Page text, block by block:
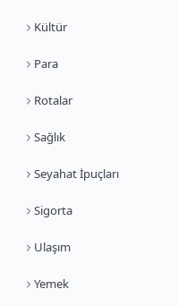
Kültür
Para
Rotalar
Sağlık
Seyahat İpuçları
Sigorta
Ulaşım
Yemek